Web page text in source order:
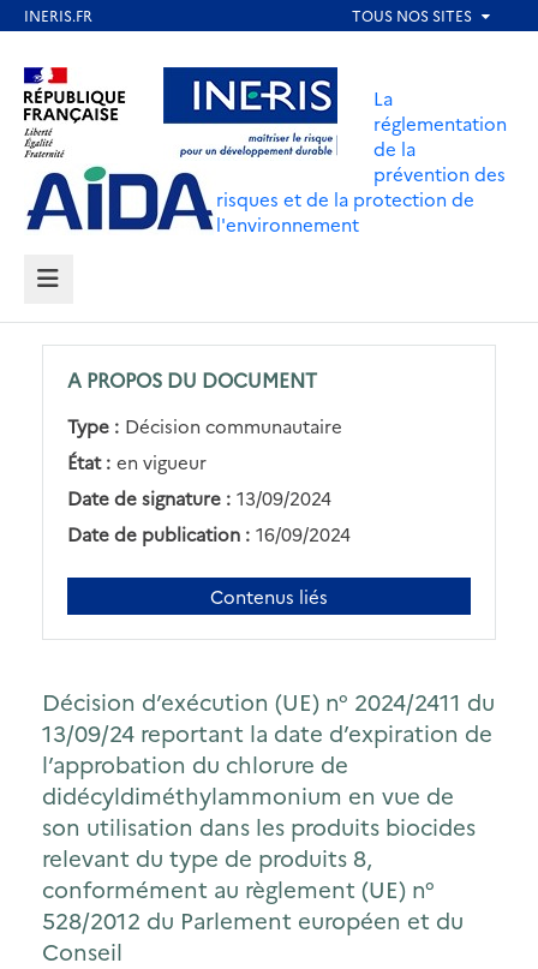
contenu
principal
Aller au contenu Aller au menu
Aller au pied de page
La
réglementation
de la
prévention des
risques et de la protection de
l'environnement
MENU
A PROPOS DU DOCUMENT
Type : Décision communautaire
État : en vigueur
Date de signature : 13/09/2024
Date de publication : 16/09/2024
Contenus liés
Décision d’exécution (UE) n° 2024/2411 du
13/09/24 reportant la date d’expiration de
l’approbation du chlorure de
didécyldiméthylammonium en vue de
son utilisation dans les produits biocides
relevant du type de produits 8,
conformément au règlement (UE) n°
528/2012 du Parlement européen et du
Conseil